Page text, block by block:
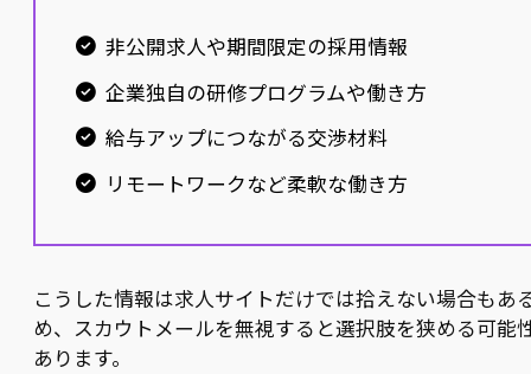
非公開求人や期間限定の採用情報
企業独自の研修プログラムや働き方
給与アップにつながる交渉材料
リモートワークなど柔軟な働き方
こうした情報は求人サイトだけでは拾えない場合もあ
め、スカウトメールを無視すると選択肢を狭める可能
あります。